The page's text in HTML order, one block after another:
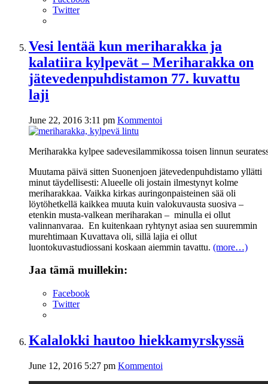
Twitter
Vesi lentää kun meriharakka ja
kalatiira kylpevät – Meriharakka on
jätevedenpuhdistamon 77. kuvattu
laji
June 22, 2016 3:11 pm Kommentoi
Meriharakka kylpee sadevesilammikossa toisen linnun
Muutama päivä sitten Suonenjoen jätevedenpuhdistamo yllätti
minut täydellisesti: Alueelle oli jostain ilmestynyt kolme
meriharakkaa. Vaikka kirkas auringonpaisteinen sää oli
löytöhetkellä kaikkea muuta kuin valokuvausta suosiva –
etenkin musta-valkean meriharakan – minulla ei ollut
valinnanvaraa. En kuitenkaan ryhtynyt asiaa sen suuremmin
murehtimaan Kuvattava oli, sillä lajia ei ollut
luontokuvastudiossani koskaan aiemmin tavattu. (more…)
Jaa tämä muillekin:
Facebook
Twitter
Kalalokki hautoo hiekkamyrskyssä
June 12, 2016 5:27 pm Kommentoi